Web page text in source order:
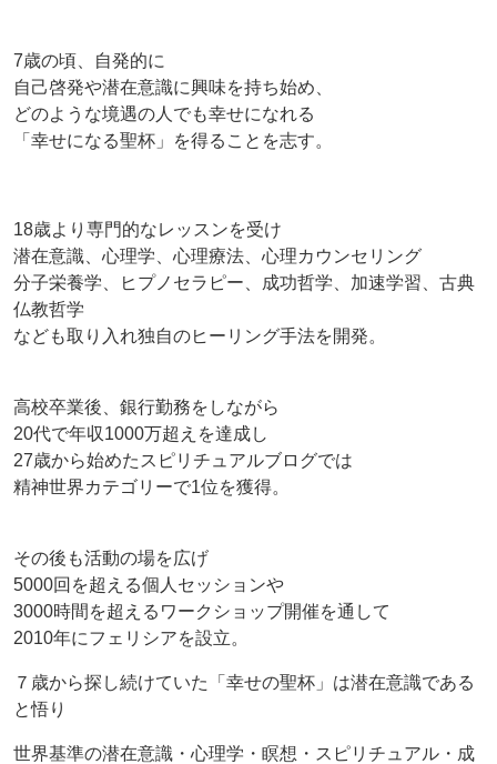
7歳の頃、自発的に
自己啓発や潜在意識に興味を持ち始め、
どのような境遇の人でも幸せになれる
「幸せになる聖杯」を得ることを志す。
18歳より専門的なレッスンを受け
潜在意識、心理学、心理療法、心理カウンセリング
分子栄養学、ヒプノセラピー、成功哲学、加速学習、古典
仏教哲学
なども取り入れ独自のヒーリング手法を開発。
高校卒業後、銀行勤務をしながら
20代で年収1000万超えを達成し
27歳から始めたスピリチュアルブログでは
精神世界カテゴリーで1位を獲得。
その後も活動の場を広げ
5000回を超える個人セッションや
3000時間を超えるワークショップ開催を通して
2010年にフェリシアを設立。
７歳から探し続けていた「幸せの聖杯」は潜在意識である
と悟り
世界基準の潜在意識・心理学・瞑想・スピリチュアル・成